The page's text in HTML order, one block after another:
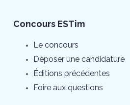
Concours ESTim
Le concours
Déposer une candidature
Éditions précédentes
Foire aux questions